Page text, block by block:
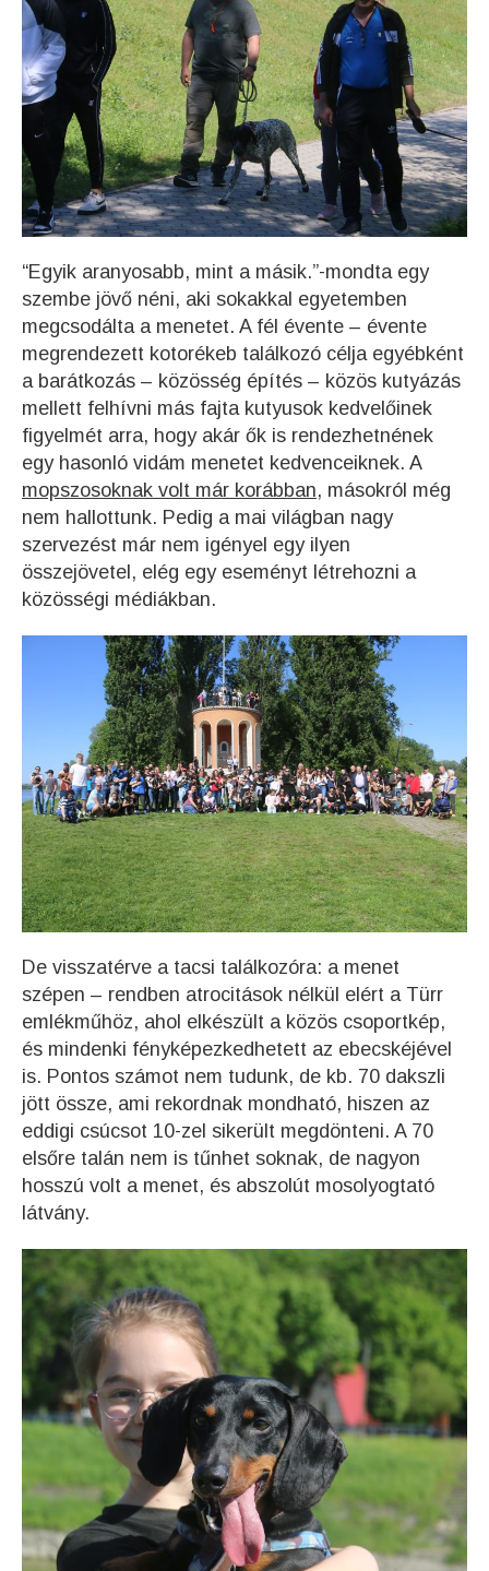
“Egyik aranyosabb, mint a másik.”-mondta egy
szembe jövő néni, aki sokakkal egyetemben
megcsodálta a menetet. A fél évente – évente
megrendezett kotorékeb találkozó célja egyébként
a barátkozás – közösség építés – közös kutyázás
mellett felhívni más fajta kutyusok kedvelőinek
figyelmét arra, hogy akár ők is rendezhetnének
egy hasonló vidám menetet kedvenceiknek. A
mopszosoknak volt már korábban, másokról még
nem hallottunk. Pedig a mai világban nagy
szervezést már nem igényel egy ilyen
összejövetel, elég egy eseményt létrehozni a
közösségi médiákban.
De visszatérve a tacsi találkozóra: a menet
szépen – rendben atrocitások nélkül elért a Türr
emlékműhöz, ahol elkészült a közös csoportkép,
és mindenki fényképezkedhetett az ebecskéjével
is. Pontos számot nem tudunk, de kb. 70 dakszli
jött össze, ami rekordnak mondható, hiszen az
eddigi csúcsot 10-zel sikerült megdönteni. A 70
elsőre talán nem is tűnhet soknak, de nagyon
hosszú volt a menet, és abszolút mosolyogtató
látvány.